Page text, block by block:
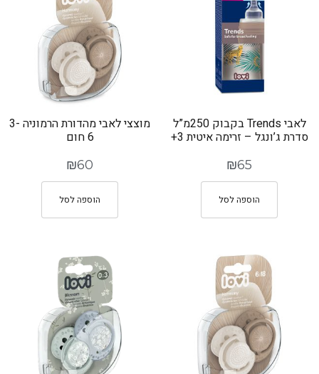
לאבי Trends בקבוק 250מ”ל
סדרת ג’ונגל – זרימה איטית 3+
₪65
הוספה לסל
מוצצי לאבי מהדורת הרמוניה 3-
6 חום
₪60
הוספה לסל